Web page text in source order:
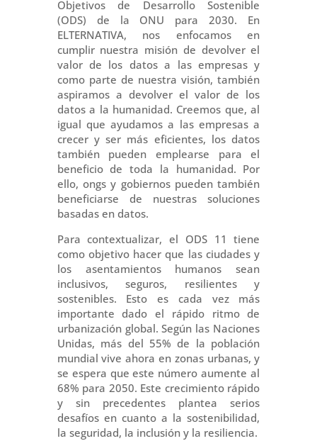
Objetivos de Desarrollo Sostenible
(ODS) de la ONU para 2030. En
ELTERNATIVA, nos enfocamos en
cumplir nuestra misión de devolver el
valor de los datos a las empresas y
como parte de nuestra visión, también
aspiramos a devolver el valor de los
datos a la humanidad. Creemos que, al
igual que ayudamos a las empresas a
crecer y ser más eficientes, los datos
también pueden emplearse para el
beneficio de toda la humanidad. Por
ello, ongs y gobiernos pueden también
beneficiarse de nuestras soluciones
basadas en datos.
Para contextualizar, el ODS 11 tiene
como objetivo hacer que las ciudades y
los asentamientos humanos sean
inclusivos, seguros, resilientes y
sostenibles. Esto es cada vez más
importante dado el rápido ritmo de
urbanización global. Según las Naciones
Unidas, más del 55% de la población
mundial vive ahora en zonas urbanas, y
se espera que este número aumente al
68% para 2050. Este crecimiento rápido
y sin precedentes plantea serios
desafíos en cuanto a la sostenibilidad,
la seguridad, la inclusión y la resiliencia.